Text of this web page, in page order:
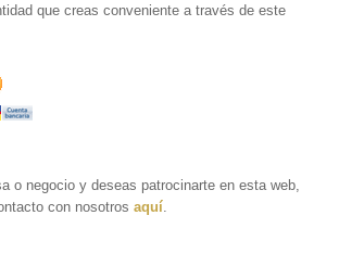
que creas conveniente a través de este
o negocio y deseas patrocinarte en esta web,
con nosotros aquí